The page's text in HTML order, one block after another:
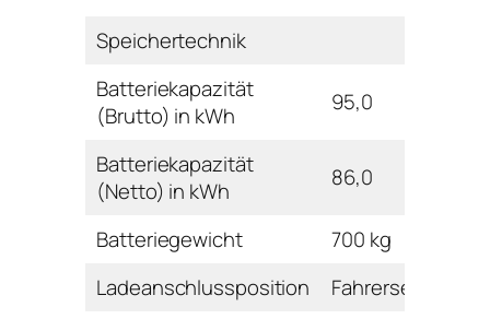
Speichertechnik
Batteriekapazität
(Brutto) in kWh
95,0
Batteriekapazität
(Netto) in kWh
86,0
Batteriegewicht
700 kg
Ladeanschlussposition
Fahrerseite